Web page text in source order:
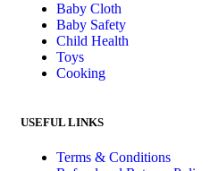
Baby Cloth
Baby Safety
Child Health
Toys
Cooking
USEFUL LINKS
Terms & Conditions